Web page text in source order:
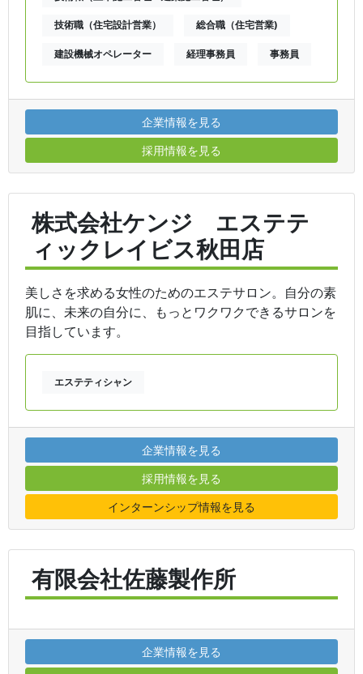
技術職（住宅設計営業） 総合職（住宅営業)
建設機械オペレーター 経理事務員 事務員
企業情報を見る
採用情報を見る
株式会社ケンジ エステテ
ィックレイビス秋田店
美しさを求める女性のためのエステサロン。自分の素
肌に、未来の自分に、もっとワクワクできるサロンを
目指しています。
エステティシャン
企業情報を見る
採用情報を見る
インターンシップ情報を見る
有限会社佐藤製作所
企業情報を見る